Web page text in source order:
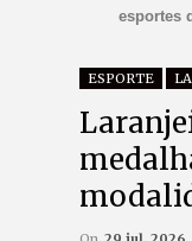
esportes
ESPORTE